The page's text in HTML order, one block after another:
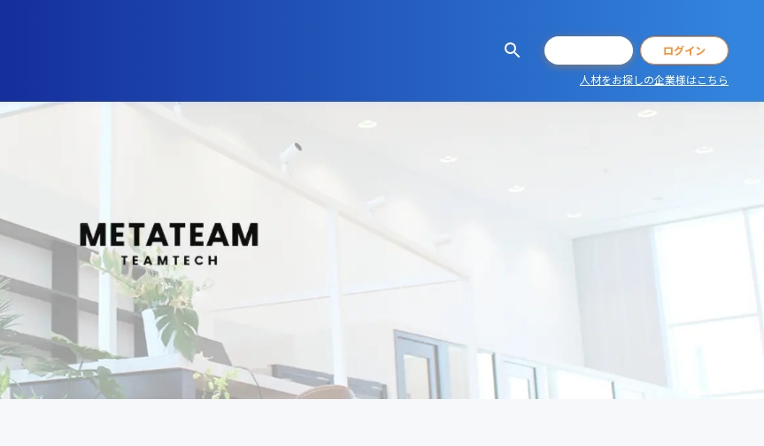
ログイン
人材をお探しの企業様はこちら